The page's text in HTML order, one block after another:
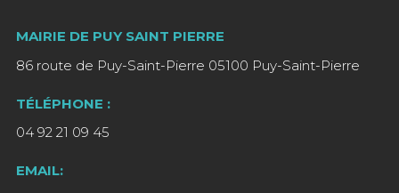
MAIRIE DE PUY SAINT PIERRE
86 route de Puy-Saint-Pierre 05100 Puy-Saint-Pierre
TÉLÉPHONE :
04 92 21 09 45
EMAIL: